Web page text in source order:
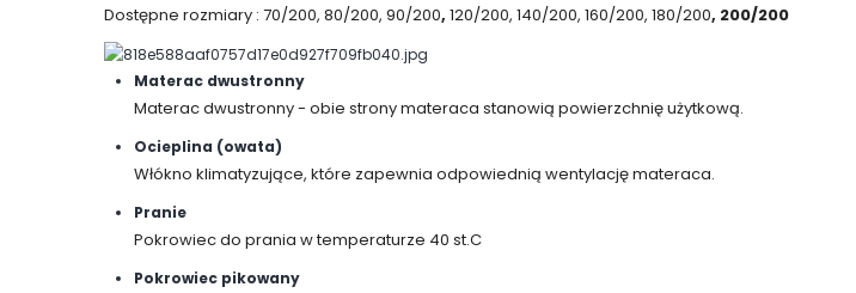
Dostępne rozmiary : 70/200, 80/200, 90/200, 120/200, 140/200, 160/200, 180/200, 200/200
Materac dwustronny
Materac dwustronny - obie strony materaca stanowią powierzchnię użytkową.
Ocieplina (owata)
Włókno klimatyzujące, które zapewnia odpowiednią wentylację materaca.
Pranie
Pokrowiec do prania w temperaturze 40 st.C
Pokrowiec pikowany